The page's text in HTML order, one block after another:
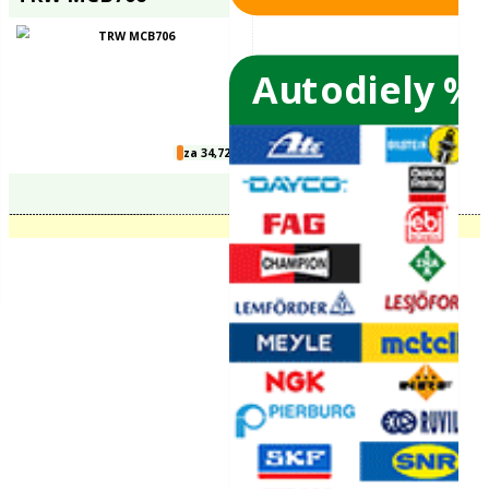
Autodiely %